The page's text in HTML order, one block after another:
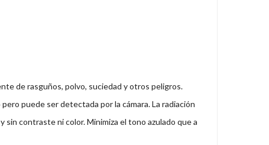
de rasguños, polvo, suciedad y otros peligros.
puede ser detectada por la cámara. La radiación
contraste ni color. Minimiza el tono azulado que a